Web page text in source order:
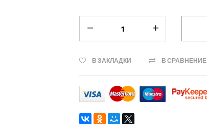
В ЗАКЛАДКИ В СРАВНЕНИЕ